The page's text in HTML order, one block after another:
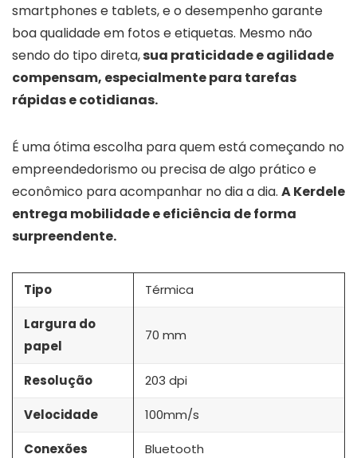
smartphones e tablets, e o desempenho garante
boa qualidade em fotos e etiquetas. Mesmo não
sendo do tipo direta,sua praticidade e agilidade
compensam, especialmente para tarefas
rápidas e cotidianas.
É uma ótima escolha para quem está começando no
empreendedorismo ou precisa de algo prático e
econômico para acompanhar no dia a dia. A Kerdele
entrega mobilidade e eficiência de forma
surpreendente.
Tipo Térmica
Largura do
papel
70 mm
Resolução 203 dpi
Velocidade 100mm/s
Conexões Bluetooth